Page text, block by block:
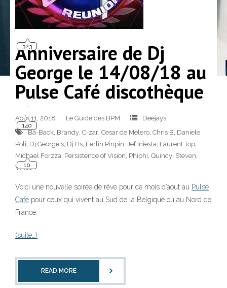
Anniversaire de Dj
George le 14/08/18 au
Pulse Café discothèque
Août 11, 2018 Le Guide des BPM
Deejays
Ba-Back, Brandy, C-zar, Cesar de Melero, Chris B, Daniele
Poli, Dj George's, Dj Hs, Ferlin Pinpin, Jef Iniesta, Laurent Top,
Michael Forzza, Persistence of Vision, Phiphi, Quincy, Steven,
Vince
Voici une nouvelle soirée de rêve pour ce mois d’aout au Pulse
Café pour ceux qui vivent au Sud de la Belgique ou au Nord de
France.
(suite…)
READ MORE
140
10